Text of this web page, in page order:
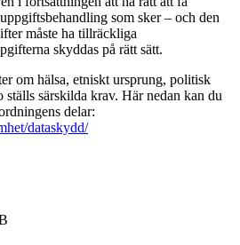
som sker – och den
måste ha tillräckliga
skyddas på rätt sätt.
om hälsa, etniskt ursprung, politisk
särskilda krav. Här nedan kan du
delar:
dataskydd/